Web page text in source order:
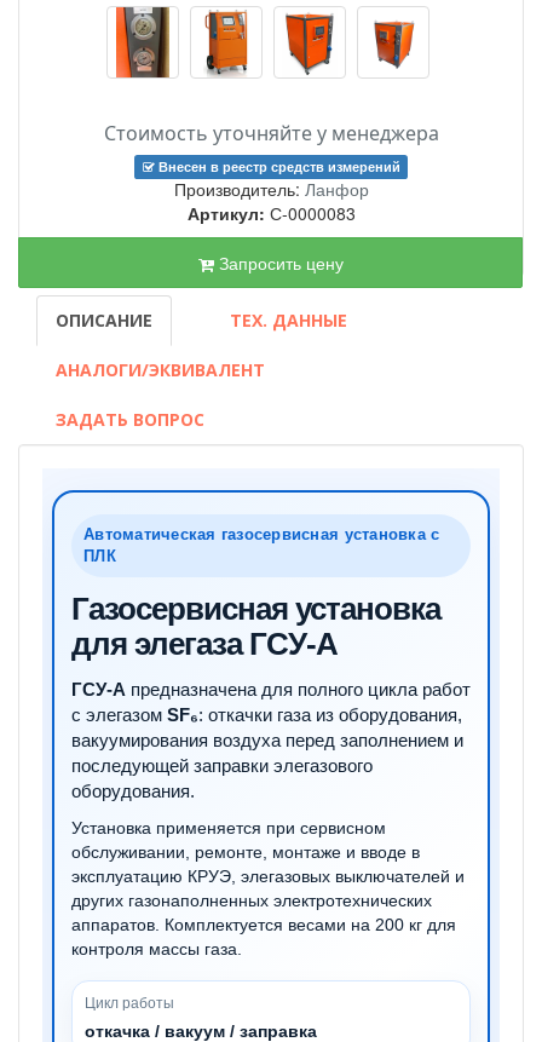
Стоимость уточняйте у менеджера
Внесен в реестр средств измерений
Производитель: Ланфор
Артикул: С-0000083
Запросить цену
ОПИСАНИЕ ТЕХ. ДАННЫЕ
АНАЛОГИ/ЭКВИВАЛЕНТ
ЗАДАТЬ ВОПРОС
Автоматическая газосервисная установка с
ПЛК
Газосервисная установка
для элегаза ГСУ-А
ГСУ-А предназначена для полного цикла работ
с элегазом SF₆: откачки газа из оборудования,
вакуумирования воздуха перед заполнением и
последующей заправки элегазового
оборудования.
Установка применяется при сервисном
обслуживании, ремонте, монтаже и вводе в
эксплуатацию КРУЭ, элегазовых выключателей и
других газонаполненных электротехнических
аппаратов. Комплектуется весами на 200 кг для
контроля массы газа.
Цикл работы
откачка / вакуум / заправка